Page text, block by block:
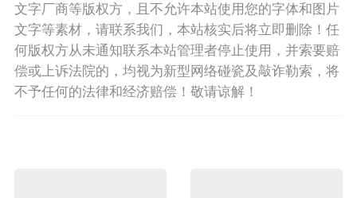
文字厂商等版权方，且不允许本站使用您的字体和图片
文字等素材，请联系我们，本站核实后将立即删除！任
何版权方从未通知联系本站管理者停止使用，并索要赔
偿或上诉法院的，均视为新型网络碰瓷及敲诈勒索，将
不予任何的法律和经济赔偿！敬请谅解！